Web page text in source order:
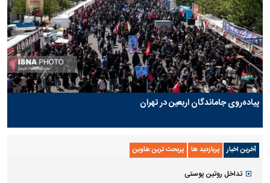
پیاده‌روی جاماندگان اربعین در تهران
آخرین اخبار پربازدید ها پربحث ترین عناوین
تداخل روتین پوستی